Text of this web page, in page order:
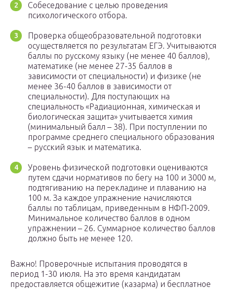
Собеседование с целью проведения
психологического отбора.
Проверка общеобразовательной подготовки
осуществляется по результатам ЕГЭ. Учитываются
баллы по русскому языку (не менее 40 баллов),
математике (не менее 27-35 баллов в
зависимости от специальности) и физике (не
менее 36-40 баллов в зависимости от
специальности). Для поступающих на
специальность «Радиационная, химическая и
биологическая защита» учитывается химия
(минимальный балл – 38). При поступлении по
программе среднего специального образования
– русский язык и математика.
Уровень физической подготовки оцениваются
путем сдачи нормативов по бегу на 100 и 3000 м,
подтягиванию на перекладине и плаванию на
100 м. За каждое упражнение начисляются
баллы по таблицам, приведенным в НФП-2009.
Минимальное количество баллов в одном
упражнении – 26. Суммарное количество баллов
должно быть не менее 120.
Важно! Проверочные испытания проводятся в
период 1-30 июля. На это время кандидатам
предоставляется общежитие (казарма) и бесплатное